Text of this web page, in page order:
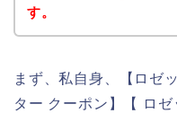
す。
まず、私自身、【ロゼ
ター クーポン】【 ロ